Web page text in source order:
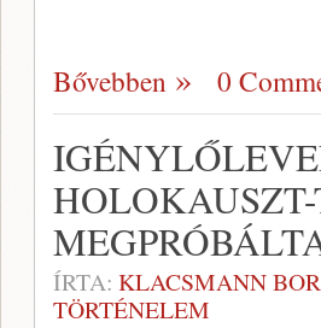
Bővebben 0
ÍRTA: KLACSMANN
TÖRTÉNELEM